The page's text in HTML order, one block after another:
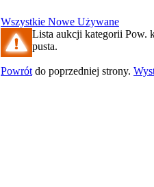
Wszystkie Nowe Używane
Lista aukcji kategorii Pow.
pusta.
Powrót do poprzedniej strony.